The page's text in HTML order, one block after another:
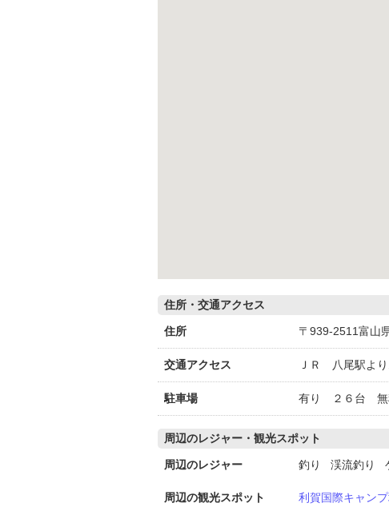
住所・交通アクセス
住所 〒939-2511富山
交通アクセス ＪＲ 八尾駅よ
駐車場 有り ２６台
周辺のレジャー・観光スポット
周辺のレジャー 釣り 渓流釣り
周辺の観光スポット 利賀国際キャン